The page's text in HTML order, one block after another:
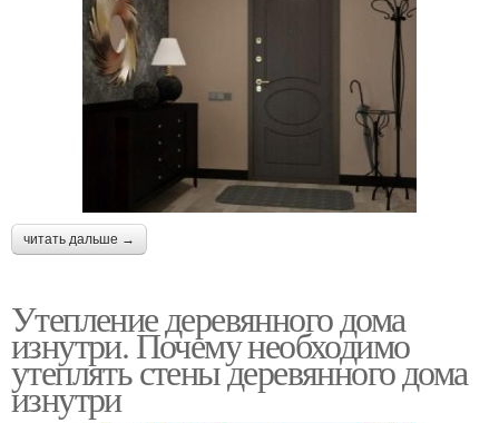
читать дальше →
Утепление деревянного дома
изнутри. Почему необходимо
утеплять стены деревянного дома
изнутри